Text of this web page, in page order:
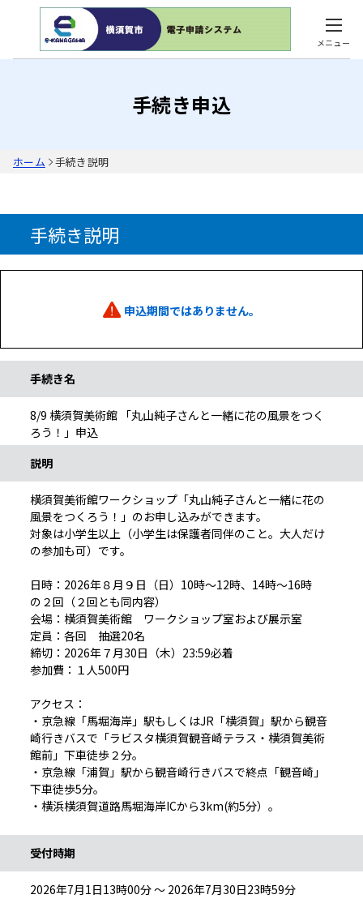
メニュー
手続き申込
ホーム 手続き説明
手続き説明
申込期間ではありません。
手続き名
8/9 横須賀美術館 「丸山純子さんと一緒に花の風景をつく
ろう！」申込
説明
横須賀美術館ワークショップ「丸山純子さんと一緒に花の
風景をつくろう！」のお申し込みができます。
対象は小学生以上（小学生は保護者同伴のこと。大人だけ
の参加も可）です。
日時：2026年８月９日（日）10時～12時、14時～16時
の２回（２回とも同内容）
会場：横須賀美術館 ワークショップ室および展示室
定員：各回 抽選20名
締切：2026年７月30日（木）23:59必着
参加費：１人500円
アクセス：
・京急線「馬堀海岸」駅もしくはJR「横須賀」駅から観音
崎行きバスで「ラビスタ横須賀観音崎テラス・横須賀美術
館前」下車徒歩２分。
・京急線「浦賀」駅から観音崎行きバスで終点「観音崎」
下車徒歩5分。
・横浜横須賀道路馬堀海岸ICから3km(約5分）。
受付時期
2026年7月1日13時00分 ～ 2026年7月30日23時59分